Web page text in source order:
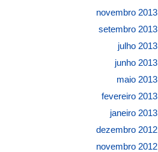
novembro 2013
setembro 2013
julho 2013
junho 2013
maio 2013
fevereiro 2013
janeiro 2013
dezembro 2012
novembro 2012